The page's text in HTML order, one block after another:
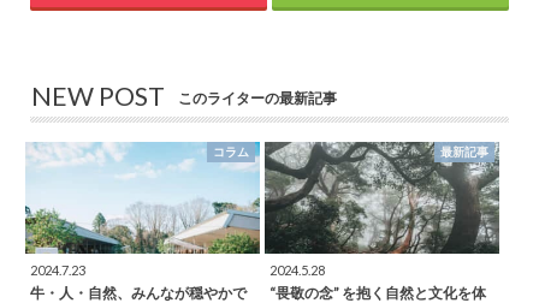
NEW POST このライターの最新記事
コラム
2024.7.23
牛・人・自然、みんなが穏やかで
最新記事
2024.5.28
“畏敬の念” を抱く自然と文化を体